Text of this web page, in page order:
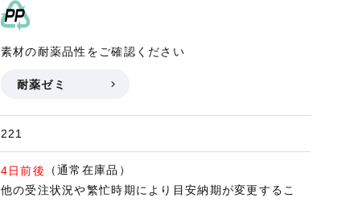
素材の耐薬品性をご確認ください
耐薬ゼミ
221
4日前後
（通常在庫品）
他の受注状況や繁忙時期により目安納期が変更するこ